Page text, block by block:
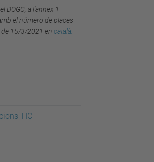
DOGC, a l'annex 1
el número de places
de 15/3/2021 en català.
TIC